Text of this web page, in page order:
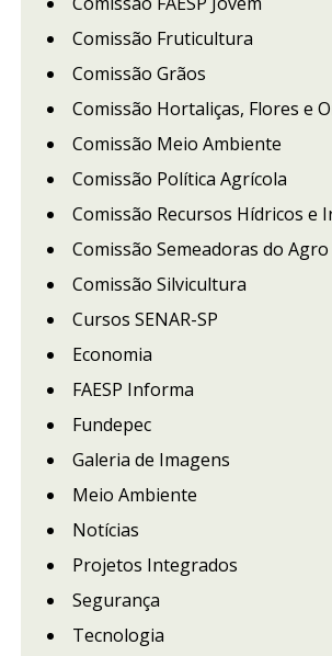
Comissão Fruticultura
Comissão Grãos
Comissão Hortaliças, Flores e
Comissão Meio Ambiente
Comissão Política Agrícola
Comissão Recursos Hídricos e
Comissão Semeadoras do Agro
Comissão Silvicultura
Cursos SENAR-SP
Economia
FAESP Informa
Fundepec
Galeria de Imagens
Meio Ambiente
Notícias
Projetos Integrados
Segurança
Tecnologia